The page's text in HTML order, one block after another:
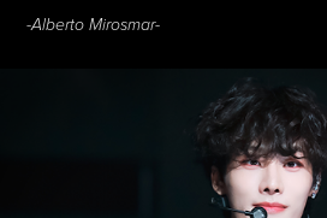
-Alberto Mirosmar-